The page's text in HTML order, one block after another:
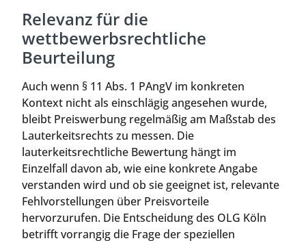
Relevanz für die
wettbewerbsrechtliche
Beurteilung
Auch wenn § 11 Abs. 1 PAngV im konkreten
Kontext nicht als einschlägig angesehen wurde,
bleibt Preiswerbung regelmäßig am Maßstab des
Lauterkeitsrechts zu messen. Die
lauterkeitsrechtliche Bewertung hängt im
Einzelfall davon ab, wie eine konkrete Angabe
verstanden wird und ob sie geeignet ist, relevante
Fehlvorstellungen über Preisvorteile
hervorzurufen. Die Entscheidung des OLG Köln
betrifft vorrangig die Frage der speziellen